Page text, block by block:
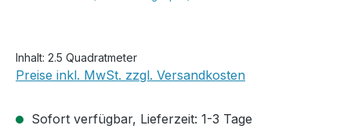
Inhalt: 2.5 Quadratmeter
Preise inkl. MwSt. zzgl. Versandkosten
Sofort verfügbar, Lieferzeit: 1-3 Tage